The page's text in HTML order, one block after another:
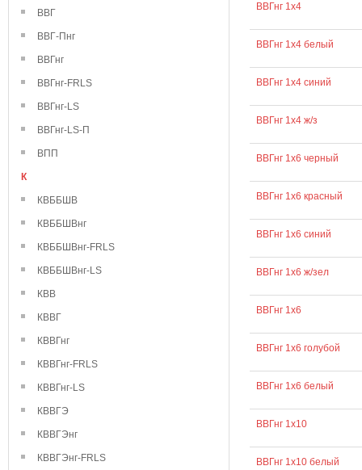
ВВГ
ВВГ-Пнг
ВВГнг
ВВГнг-FRLS
ВВГнг-LS
ВВГнг-LS-П
ВПП
К
КВББШВ
КВББШВнг
КВББШВнг-FRLS
КВББШВнг-LS
КВВ
КВВГ
КВВГнг
КВВГнг-FRLS
КВВГнг-LS
КВВГЭ
КВВГЭнг
КВВГЭнг-FRLS
ВВГнг 1х4
ВВГнг 1х4 белый
ВВГнг 1х4 синий
ВВГнг 1х4 ж/з
ВВГнг 1х6 черный
ВВГнг 1х6 красный
ВВГнг 1х6 синий
ВВГнг 1х6 ж/зел
ВВГнг 1х6
ВВГнг 1х6 голубой
ВВГнг 1х6 белый
ВВГнг 1х10
ВВГнг 1х10 белый